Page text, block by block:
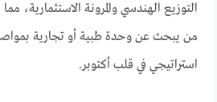
التوزيع الهندسي والمرونة
من يبحث عن وحدة طبية أو تجارية
استراتيجي في قلب أكتوبر.